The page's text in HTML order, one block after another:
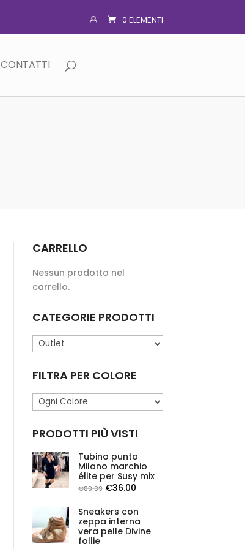
0 ELEMENTI
CONTATTI
CARRELLO
Nessun prodotto nel
carrello.
CATEGORIE PRODOTTI
FILTRA PER COLORE
PRODOTTI PIÙ VISTI
Tubino punto
Milano marchio
élite per Susy mix
€89.99 Il
originale
era:
€36.00Il
attuale
è:
Sneakers con
zeppa interna
vera pelle Divine
follie